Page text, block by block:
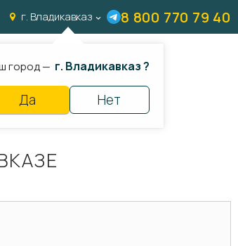
г. Владикавказ
город — г. Владикавказ ?
Да Нет
8 800 770 79 40